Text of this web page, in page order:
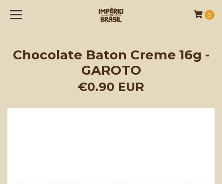
0
Chocolate Baton Creme 16g -
GAROTO
€0.90 EUR